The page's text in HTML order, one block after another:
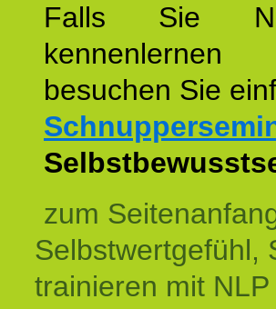
Falls Sie
besuchen Sie
zum
Selbstwertgefühl,
trainieren mit NLP